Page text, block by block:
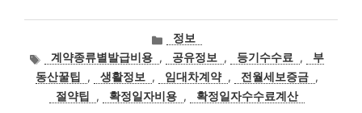
카
테
고
리
정보
태
그
계약종류별발급비용 , 공유정보 , 등기수수료 ,
부
동산꿀팁
, 생활정보 , 임대차계약 , 전월세보증금 ,
절약팁
, 확정일자비용 , 확정일자수수료계산